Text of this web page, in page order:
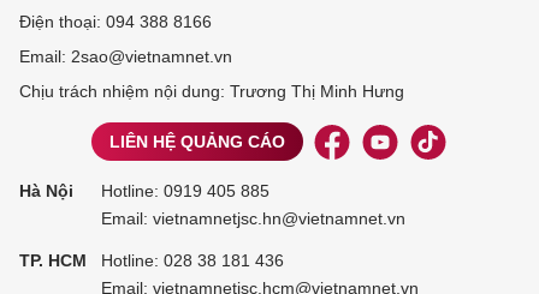
Điện thoại: 094 388 8166
Email: 2sao@vietnamnet.vn
Chịu trách nhiệm nội dung: Trương Thị Minh Hưng
LIÊN HỆ QUẢNG CÁO
Hà Nội Hotline: 0919 405 885
Email: vietnamnetjsc.hn@vietnamnet.vn
TP. HCM Hotline: 028 38 181 436
Email: vietnamnetjsc.hcm@vietnamnet.vn